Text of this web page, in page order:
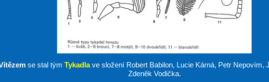
se stal tým Tykadlave složení Robert Babilon, Lucie Kárná, Petr Nepovím,
Zdeněk Vodička.